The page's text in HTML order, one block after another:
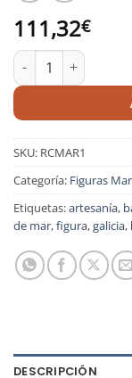
111,32€
Figura velero
SKU: RCMAR1
Categoría: Figuras
Etiquetas:artesanía,
de mar,figura,galicia,
DESCRIPCIÓN